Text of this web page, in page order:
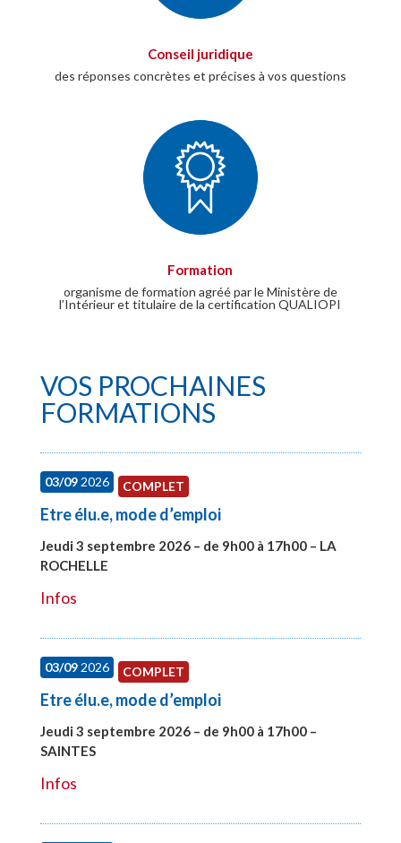
Conseil juridique
des réponses concrètes et précises à vos questions
Formation
organisme de formation agréé par le Ministère de
l’Intérieur et titulaire de la certification QUALIOPI
VOS PROCHAINES
FORMATIONS
03/092026 COMPLET
Etre élu.e, mode d’emploi
Jeudi 3 septembre 2026 – de 9h00 à 17h00 – LA
ROCHELLE
Infos
03/092026 COMPLET
Etre élu.e, mode d’emploi
Jeudi 3 septembre 2026 – de 9h00 à 17h00 –
SAINTES
Infos